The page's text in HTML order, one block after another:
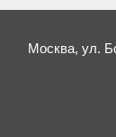
Москва, ул.